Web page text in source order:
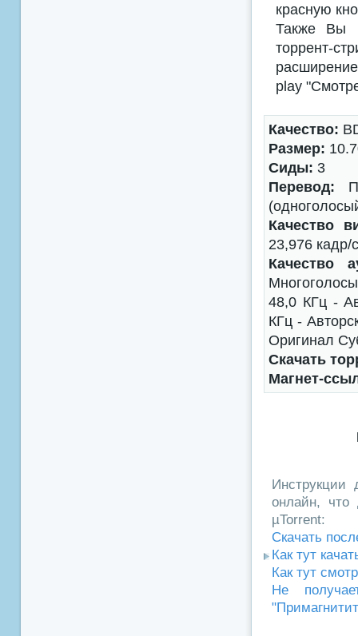
красную
Также Вы
торрент-
play
Качество:
Размер:
Сиды: 3
Перевод:
Качество
23,976 кадр/
Качество
48,0 КГц -
КГц -
Оригинал
Скачать
Магнет-
Инструкции
онлайн, что
µTorrent:
Скачать
Как тут
Как тут
Не